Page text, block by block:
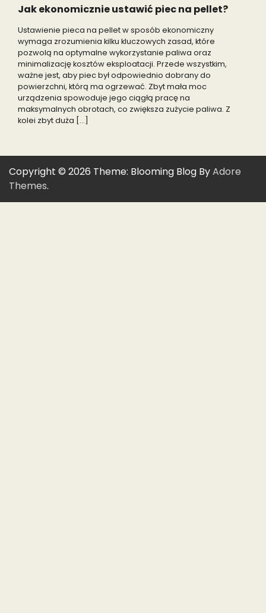
Jak ekonomicznie ustawić piec na pellet?
Ustawienie pieca na pellet w sposób ekonomiczny
wymaga zrozumienia kilku kluczowych zasad, które
pozwolą na optymalne wykorzystanie paliwa oraz
minimalizację kosztów eksploatacji. Przede wszystkim,
ważne jest, aby piec był odpowiednio dobrany do
powierzchni, którą ma ogrzewać. Zbyt mała moc
urządzenia spowoduje jego ciągłą pracę na
maksymalnych obrotach, co zwiększa zużycie paliwa. Z
kolei zbyt duża […]
Copyright © 2026 Theme: Blooming Blog ByAdore
Themes.